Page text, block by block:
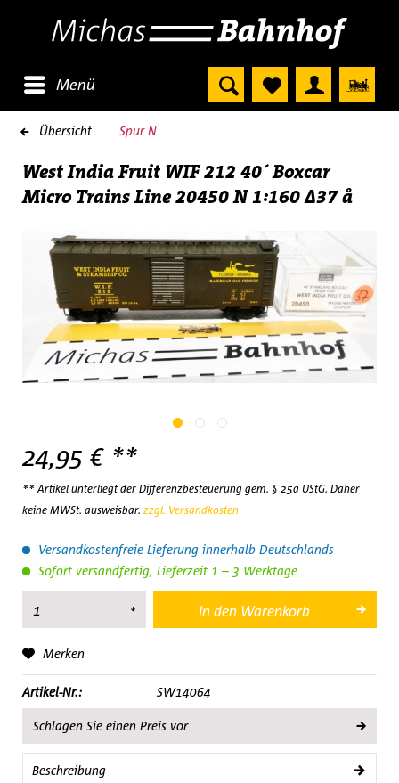
Menü
Übersicht Spur N
West India Fruit WIF 212 40´ Boxcar
Micro Trains Line 20450 N 1:160 ∆37 å
24,95 € **
** Artikel unterliegt der Differenzbesteuerung gem. § 25a UStG. Daher
keine MWSt. ausweisbar. zzgl. Versandkosten
Versandkostenfreie Lieferung innerhalb Deutschlands
Sofort versandfertig, Lieferzeit 1 – 3 Werktage
In den Warenkorb
Merken
Artikel-Nr.: SW14064
Schlagen Sie einen Preis vor
Beschreibung